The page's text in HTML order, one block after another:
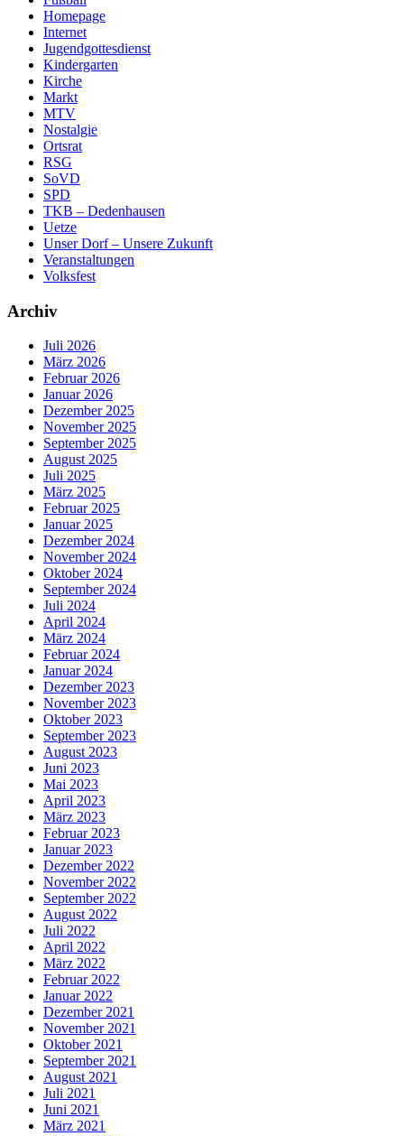
Homepage
Internet
Jugendgottesdienst
Kindergarten
Kirche
Markt
MTV
Nostalgie
Ortsrat
RSG
SoVD
SPD
TKB – Dedenhausen
Uetze
Unser Dorf – Unsere Zukunft
Veranstaltungen
Volksfest
Archiv
Juli 2026
März 2026
Februar 2026
Januar 2026
Dezember 2025
November 2025
September 2025
August 2025
Juli 2025
März 2025
Februar 2025
Januar 2025
Dezember 2024
November 2024
Oktober 2024
September 2024
Juli 2024
April 2024
März 2024
Februar 2024
Januar 2024
Dezember 2023
November 2023
Oktober 2023
September 2023
August 2023
Juni 2023
Mai 2023
April 2023
März 2023
Februar 2023
Januar 2023
Dezember 2022
November 2022
September 2022
August 2022
Juli 2022
April 2022
März 2022
Februar 2022
Januar 2022
Dezember 2021
November 2021
Oktober 2021
September 2021
August 2021
Juli 2021
Juni 2021
März 2021